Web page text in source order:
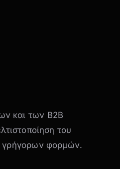
και των B2B
του
γρήγορων φορμών.